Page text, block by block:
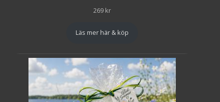
269 kr
Läs mer här & köp